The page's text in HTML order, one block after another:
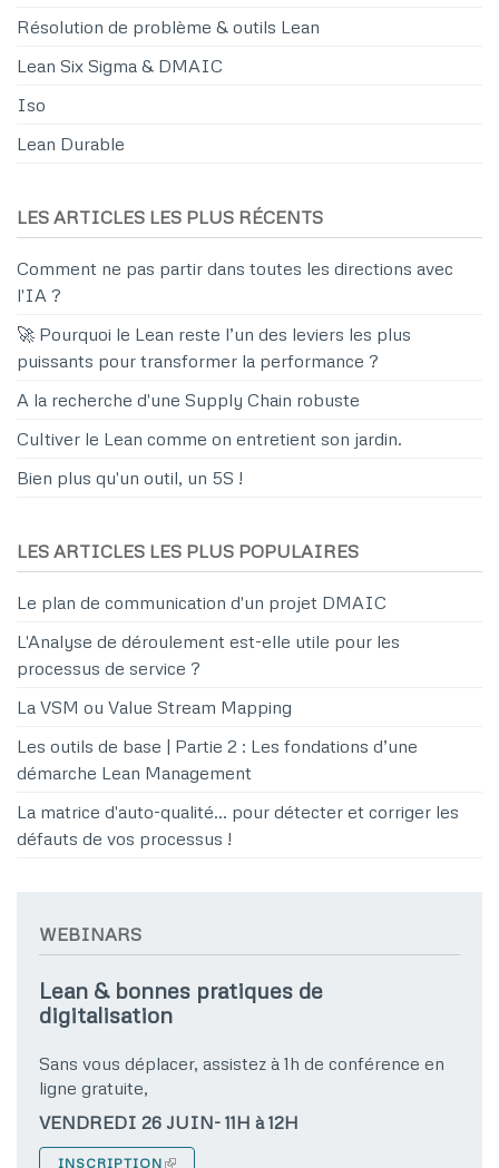
Résolution de problème & outils Lean
Lean Six Sigma & DMAIC
Iso
Lean Durable
LES ARTICLES LES PLUS RÉCENTS
Comment ne pas partir dans toutes les directions avec
l'IA ?
🚀 Pourquoi le Lean reste l’un des leviers les plus
puissants pour transformer la performance ?
A la recherche d'une Supply Chain robuste
Cultiver le Lean comme on entretient son jardin.
Bien plus qu'un outil, un 5S !
LES ARTICLES LES PLUS POPULAIRES
Le plan de communication d'un projet DMAIC
L'Analyse de déroulement est-elle utile pour les
processus de service ?
La VSM ou Value Stream Mapping
Les outils de base | Partie 2 : Les fondations d’une
démarche Lean Management
La matrice d'auto-qualité… pour détecter et corriger les
défauts de vos processus !
WEBINARS
Lean & bonnes pratiques de
digitalisation
Sans vous déplacer, assistez à 1h de conférence en
ligne gratuite,
VENDREDI 26 JUIN- 11H à 12H
INSCRIPTION